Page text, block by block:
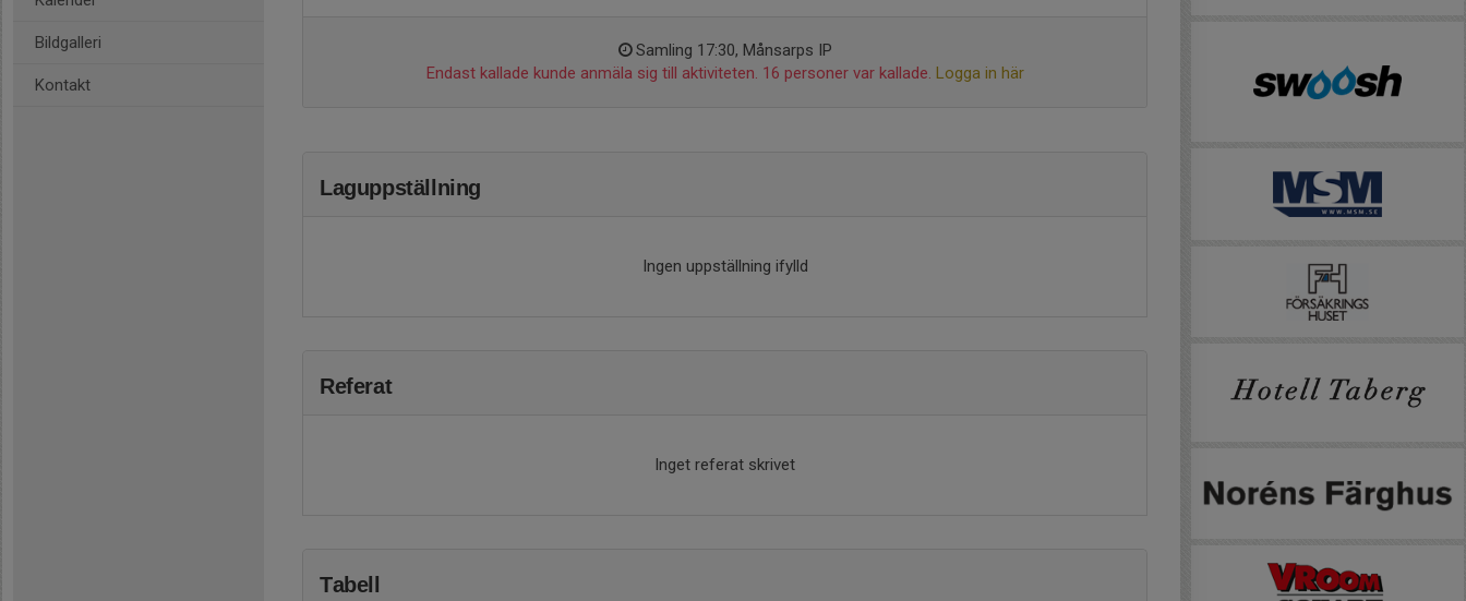
Bildgalleri
Kontakt
Samling 17:30, Månsarps IP
Endast kallade kunde anmäla sig till aktiviteten. 16 personer var kallade. Logga in här
Laguppställning
Ingen uppställning ifylld
Referat
Inget referat skrivet
Tabell